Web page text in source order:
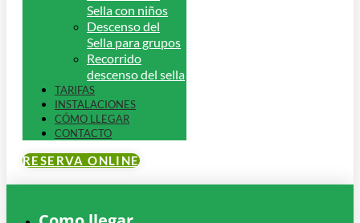
Sella con niños
Descenso del
Sella para grupos
Recorrido
descenso del sella
TARIFAS
INSTALACIONES
CÓMO LLEGAR
CONTACTO
RESERVA ONLINE